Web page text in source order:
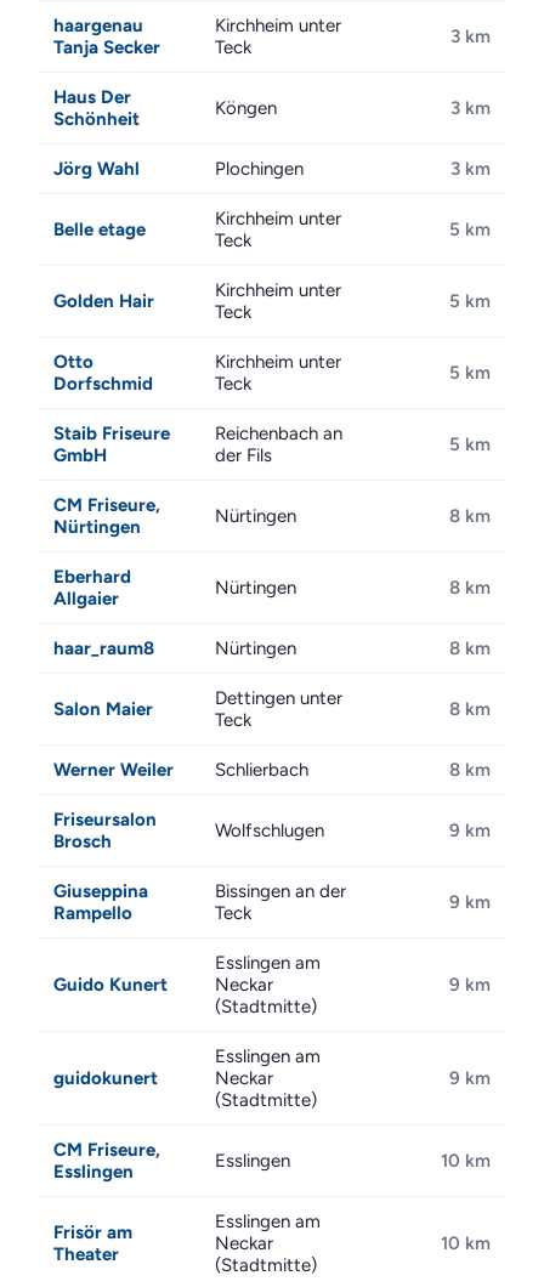
haargenau
Tanja Secker
Kirchheim unter
Teck
3 km
Haus Der
Schönheit
Köngen 3 km
Jörg Wahl Plochingen 3 km
Belle etage
Kirchheim unter
Teck
5 km
Golden Hair
Kirchheim unter
Teck
5 km
Otto
Dorfschmid
Kirchheim unter
Teck
5 km
Staib Friseure
GmbH
Reichenbach an
der Fils
5 km
CM Friseure,
Nürtingen
Nürtingen 8 km
Eberhard
Allgaier
Nürtingen 8 km
haar_raum8 Nürtingen 8 km
Salon Maier
Dettingen unter
Teck
8 km
Werner Weiler Schlierbach 8 km
Friseursalon
Brosch
Wolfschlugen 9 km
Giuseppina
Rampello
Bissingen an der
Teck
9 km
Guido Kunert
Esslingen am
Neckar
(Stadtmitte)
9 km
guidokunert
Esslingen am
Neckar
(Stadtmitte)
9 km
CM Friseure,
Esslingen
Esslingen 10 km
Frisör am
Theater
Esslingen am
Neckar
(Stadtmitte)
10 km